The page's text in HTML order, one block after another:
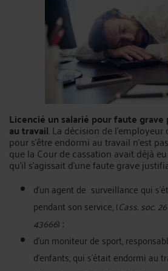
Licencié un salarié pour faute grave
au travail. La décision de
pour s’être endormi au travail n’est
que la Cour de cassation avait déjà
qu’il s’agissait d’une faute grave
d’un agent de surveillance qui
pendant son service, (Cass. soc.
43666) ;
d’un moniteur de sport,
d’enfants, qui s’était endormi au